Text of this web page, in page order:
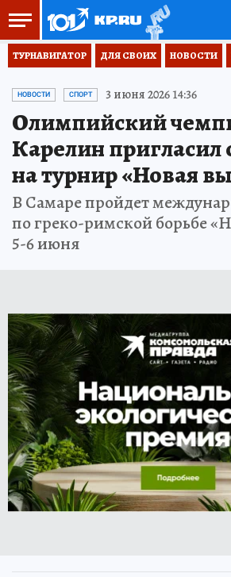
ТУРНАВИГАТОР ДЛЯ СВОИХ НОВОСТИ
НОВОСТИ СПОРТ 3 июня 2026 14:36
Олимпийский
Карелин пригласил
на турнир «Новая
В Самаре пройдет
по греко-римской борьбе
5-6 июня